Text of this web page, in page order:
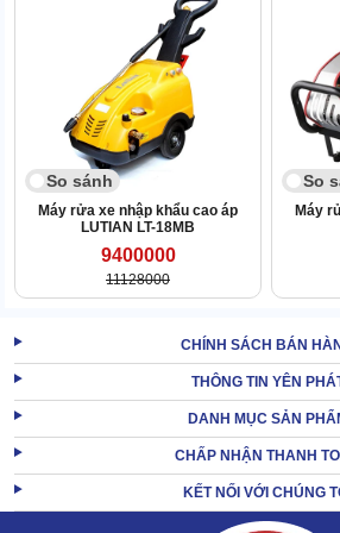
An toàn trong vận hành
Độ an toàn của máy rửa xe V-JET
người ghi nhận.
So sánh
Máy rửa xe nhập khẩu cao áp
LUTIAN LT-18MB
9400000
11128000
So
Máy
CHÍNH SÁCH BÁN
THÔNG TIN YÊN
DANH MỤC SẢN
CHẤP NHẬN THANH
KẾT NỐI VỚI CHÚNG